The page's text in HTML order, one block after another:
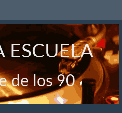
ESCUELA
de los 90